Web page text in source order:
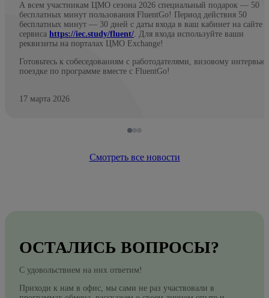
А всем участникам ЦМО сезона 2026 специальный подарок — 50
бесплатных минут пользования FluentGo! Период действия 50
бесплатных минут — 30 дней с даты входа в ваш кабинет на сайте
сервиса https://iec.study/fluent/. Для входа используйте ваши
реквизиты на порталах ЦМО Exchange!
Готовьтесь к собеседованиям с работодателями, визовому интервью
поездке по программе вместе с FluentGo!
17 марта 2026
Смотреть все новости
ОСТАЛИСЬ ВОПРОСЫ?
С удовольствием на них ответим!
Приходи к нам в офис, мы сами не раз участвовали в